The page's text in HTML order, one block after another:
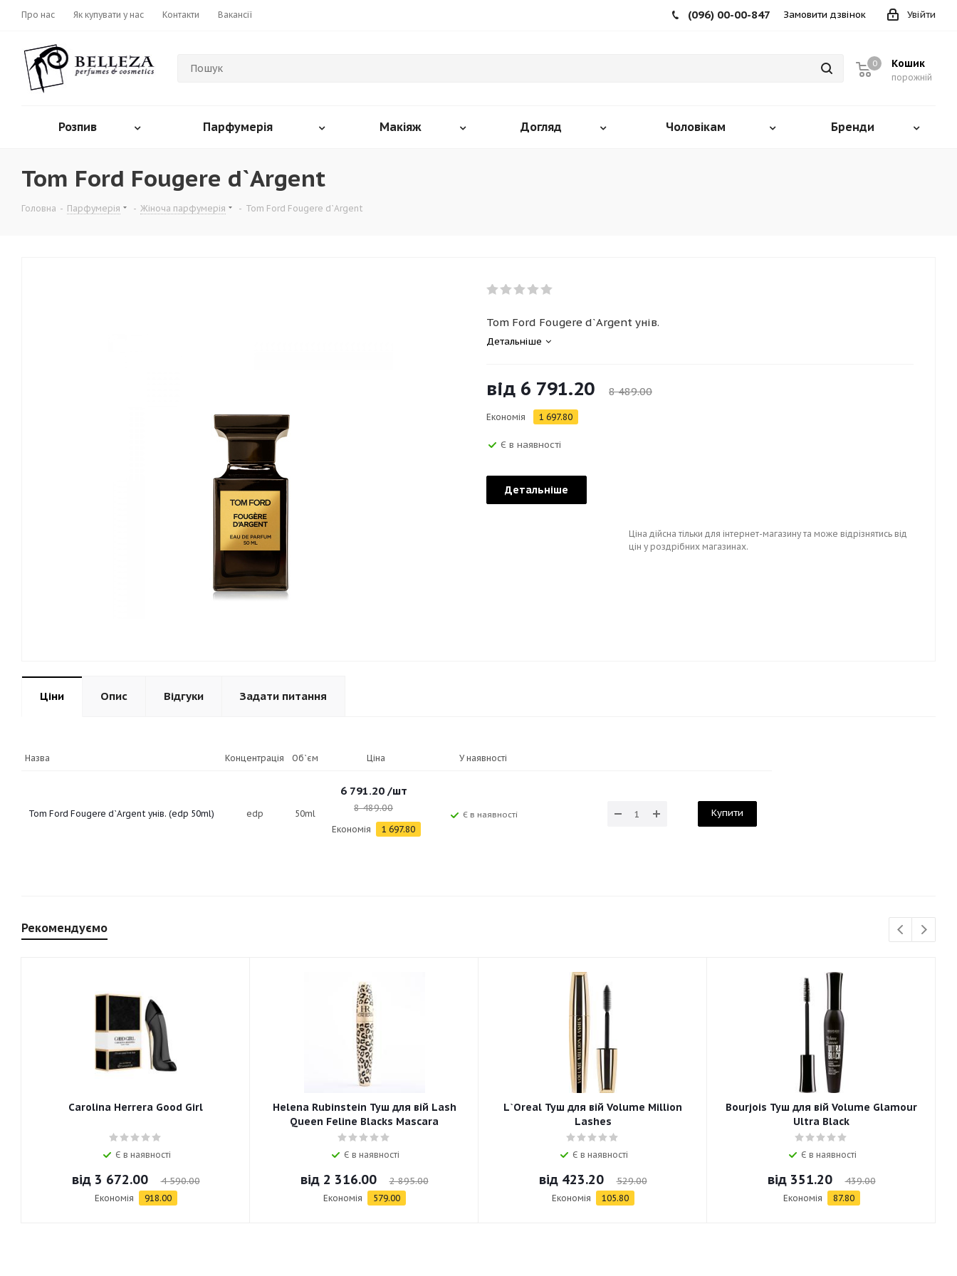
Про нас Як купувати у нас Контакти Вакансії Увійти
(096) 00-00-847 Замовити дзвінок
Кошик
порожній
0
Розпив Парфумерія Макіяж Догляд Чоловікам Бренди
Tom Ford Fougere d`Argent
Головна - Парфумерія - Жіноча парфумерія - Tom Ford Fougere d`Argent
Tom Ford Fougere d`Argent унів.
Детальніше
від 6 791.20 8 489.00
Економія 1 697.80
Є в наявності
Детальніше
Ціна дійсна тільки для інтернет-магазину та може відрізнятись від
цін у роздрібних магазинах.
Ціни Опис Відгуки Задати питання
Назва Концентрація Об`єм Ціна У наявності
Tom Ford Fougere d`Argent унів. (edp 50ml) edp 50ml
6 791.20 /шт
8 489.00
Економія 1 697.80
Є в наявності Купити
Рекомендуємо
Carolina Herrera Good Girl
Є в наявності
від 3 672.00 4 590.00
Економія 918.00
Helena Rubinstein Туш для вій Lash
Queen Feline Blacks Mascara
Є в наявності
від 2 316.00 2 895.00
Економія 579.00
L`Oreal Туш для вій Volume Million
Lashes
Є в наявності
від 423.20 529.00
Економія 105.80
Bourjois Туш для вій Volume Glamour
Ultra Black
Є в наявності
від 351.20 439.00
Економія 87.80